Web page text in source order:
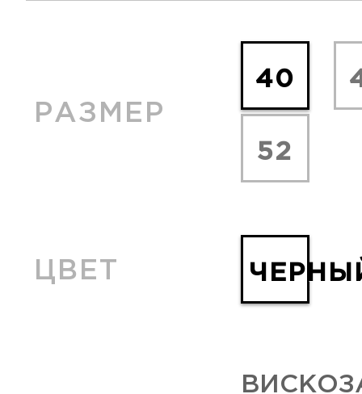
РАЗМЕР
40
52
ЦВЕТ